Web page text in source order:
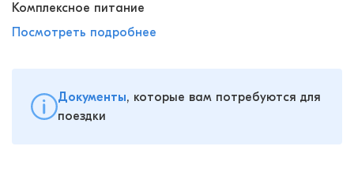
Комплексное питание
Посмотреть подробнее
Документы, которые вам потребуются для
поездки